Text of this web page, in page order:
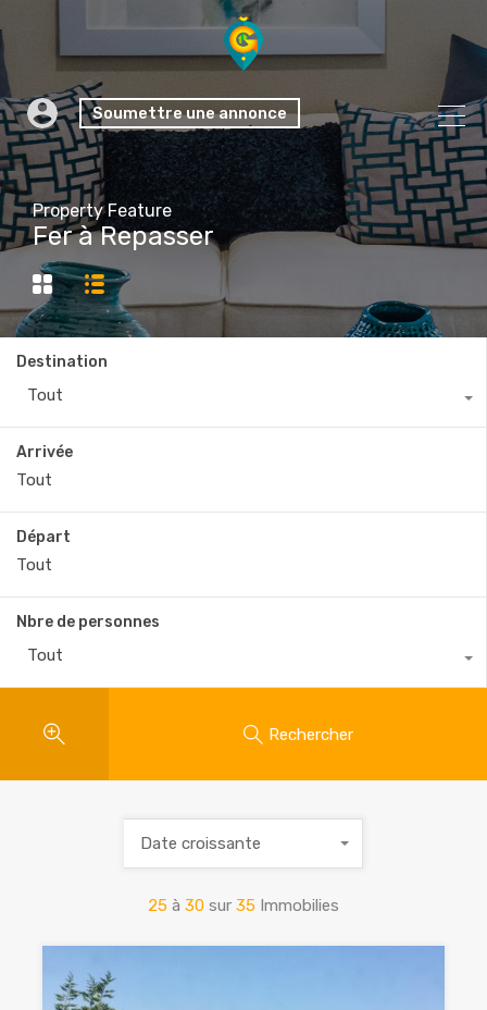
Soumettre une annonce
Property Feature
Fer à Repasser
Destination
Tout
Arrivée
Départ
Nbre de personnes
Tout
Rechercher
25 à 30 sur 35 Immobilies
Date croissante